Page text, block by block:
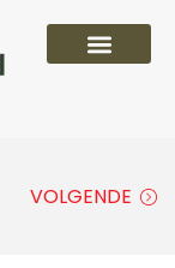
VOLGENDE